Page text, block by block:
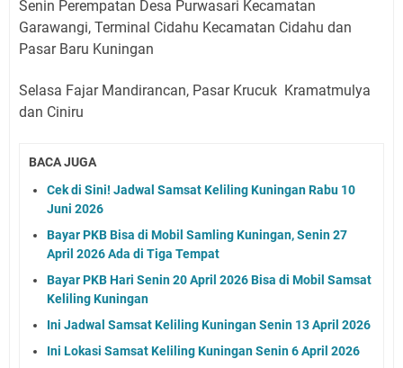
Senin Perempatan Desa Purwasari Kecamatan
Garawangi, Terminal Cidahu Kecamatan Cidahu dan
Pasar Baru Kuningan
Selasa Fajar Mandirancan, Pasar Krucuk Kramatmulya
dan Ciniru
BACA JUGA
Cek di Sini! Jadwal Samsat Keliling Kuningan Rabu 10
Juni 2026
Bayar PKB Bisa di Mobil Samling Kuningan, Senin 27
April 2026 Ada di Tiga Tempat
Bayar PKB Hari Senin 20 April 2026 Bisa di Mobil Samsat
Keliling Kuningan
Ini Jadwal Samsat Keliling Kuningan Senin 13 April 2026
Ini Lokasi Samsat Keliling Kuningan Senin 6 April 2026